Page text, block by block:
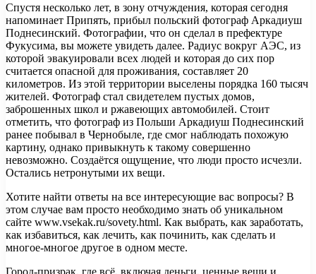
Спустя несколько лет, в зону отчуждения, которая сегодня
напоминает Припять, прибыл польский фотограф Аркадиуш
Поднесинский. Фотографии, что он сделал в префектуре
Фукусима, вы можете увидеть далее. Радиус вокруг АЭС, из
которой эвакуировали всех людей и которая до сих пор
считается опасной для проживания, составляет 20
километров. Из этой территории выселены порядка 160 тысяч
жителей. Фотограф стал свидетелем пустых домов,
заброшенных школ и ржавеющих автомобилей. Стоит
отметить, что фотограф из Польши Аркадиуш Поднесинский
ранее побывал в Чернобыле, где смог наблюдать похожую
картину, однако привыкнуть к такому совершенно
невозможно. Создаётся ощущение, что люди просто исчезли.
Остались нетронутыми их вещи.
Хотите найти ответы на все интересующие вас вопросы? В
этом случае вам просто необходимо знать об уникальном
сайте www.vsekak.ru/sovety.html. Как выбрать, как заработать,
как избавиться, как лечить, как починить, как сделать и
многое-многое другое в одном месте.
Город-призрак, где всё, включая деньги, ценные вещи и